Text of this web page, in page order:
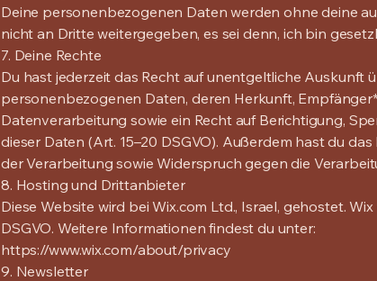
Deine personenbezogenen Daten werden ohne deine
nicht an Dritte weitergegeben, es sei denn, ich bin
7. Deine Rechte
Du hast jederzeit das Recht auf unentgeltliche Auskunft
personenbezogenen Daten, deren Herkunft,
Datenverarbeitung sowie ein Recht auf Berichtigung,
dieser Daten (Art. 15–20 DSGVO). Außerdem hast du
der Verarbeitung sowie Widerspruch gegen die
8. Hosting und Drittanbieter
Diese Website wird bei Wix.com Ltd., Israel, gehostet.
DSGVO. Weitere Informationen findest du unter:
https://www.wix.com/about/privacy
9. Newsletter